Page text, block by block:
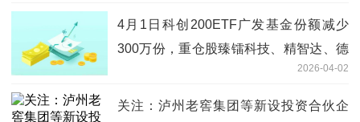
4月1日科创200ETF广发基金份额减少
300万份，重仓股臻镭科技、精智达、德
2026-04-02
关注：泸州老窖集团等新设投资合伙企